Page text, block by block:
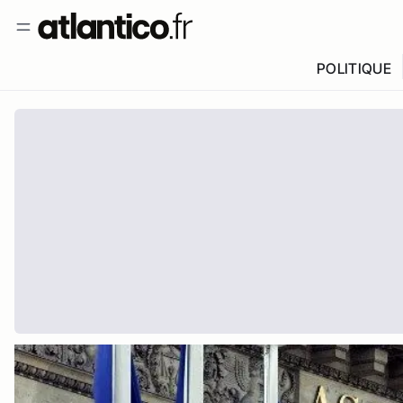
POLITIQUE